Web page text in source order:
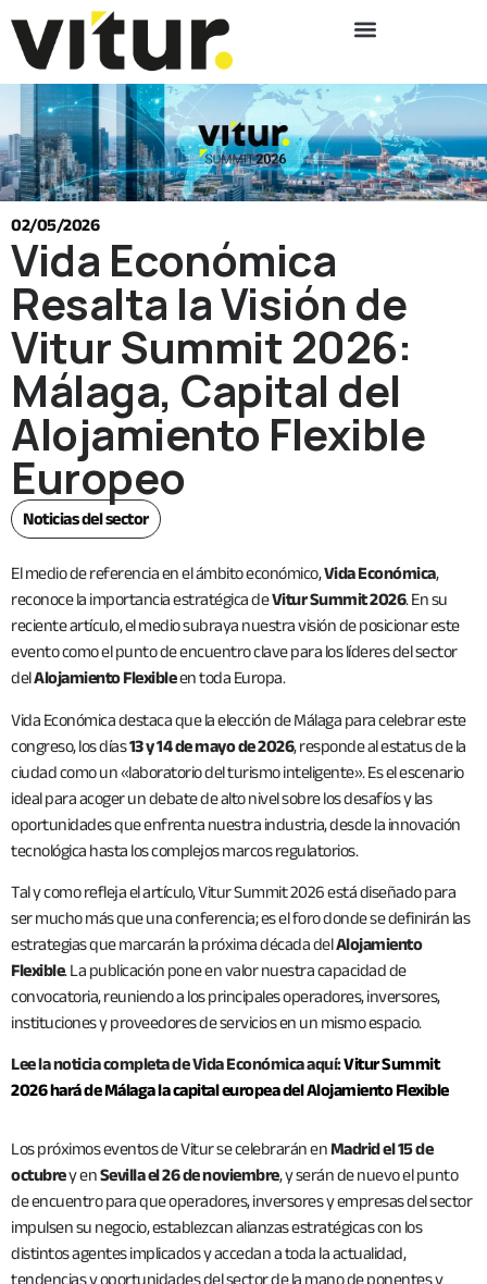
02/05/2026
Vida Económica
Resalta la Visión de
Vitur Summit 2026:
Málaga, Capital del
Alojamiento Flexible
Europeo
Noticias del sector
El medio de referencia en el ámbito económico,Vida Económica,
reconoce la importancia estratégica deVitur Summit 2026. En su
reciente artículo, el medio subraya nuestra visión de posicionar este
evento como el punto de encuentro clave para los líderes del sector
delAlojamiento Flexibleen toda Europa.
Vida Económica destaca que la elección de Málaga para celebrar este
congreso, los días13 y 14 de mayo de 2026, responde al estatus de la
ciudad como un «laboratorio del turismo inteligente». Es el escenario
ideal para acoger un debate de alto nivel sobre los desafíos y las
oportunidades que enfrenta nuestra industria, desde la innovación
tecnológica hasta los complejos marcos regulatorios.
Tal y como refleja el artículo, Vitur Summit 2026 está diseñado para
ser mucho más que una conferencia; es el foro donde se definirán las
estrategias que marcarán la próxima década delAlojamiento
Flexible. La publicación pone en valor nuestra capacidad de
convocatoria, reuniendo a los principales operadores, inversores,
instituciones y proveedores de servicios en un mismo espacio.
Lee la noticia completa de Vida Económica aquí:Vitur Summit
2026 hará de Málaga la capital europea del Alojamiento Flexible
Los próximos eventos de Vitur se celebrarán enMadrid el 15 de
octubrey enSevilla el 26 de noviembre, y serán de nuevo el punto
de encuentro para que operadores, inversores y empresas del sector
impulsen su negocio, establezcan alianzas estratégicas con los
distintos agentes implicados y accedan a toda la actualidad,
tendencias y oportunidades del sector de la mano de ponentes y